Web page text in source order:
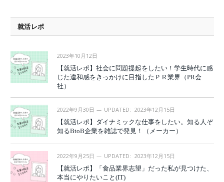
就活レポ
2023年10月12日
【就活レポ】社会に問題提起をしたい！学生時代に感
じた違和感をきっかけに目指したＰＲ業界（PR会
社）
2022年9月30日 UPDATED: 2023年12月15日
【就活レポ】ダイナミックな仕事をしたい。知る人ぞ
知るBtoB企業を雑誌で発見！（メーカー）
2022年9月25日 UPDATED: 2023年12月15日
【就活レポ】「食品業界志望」だった私が見つけた、
本当にやりたいこと(IT)